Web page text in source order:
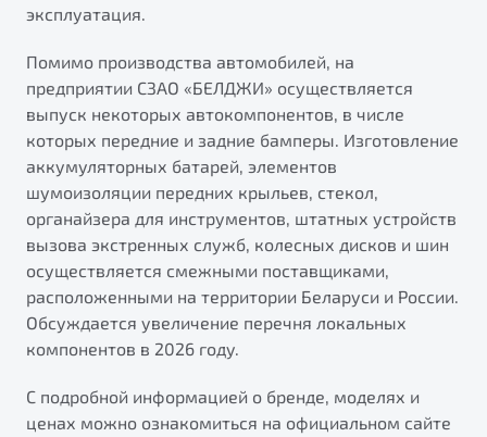
эксплуатация.
Помимо производства автомобилей, на
предприятии СЗАО «БЕЛДЖИ» осуществляется
выпуск некоторых автокомпонентов, в числе
которых передние и задние бамперы. Изготовление
аккумуляторных батарей, элементов
шумоизоляции передних крыльев, стекол,
органайзера для инструментов, штатных устройств
вызова экстренных служб, колесных дисков и шин
осуществляется смежными поставщиками,
расположенными на территории Беларуси и России.
Обсуждается увеличение перечня локальных
компонентов в 2026 году.
С подробной информацией о бренде, моделях и
ценах можно ознакомиться на официальном сайте